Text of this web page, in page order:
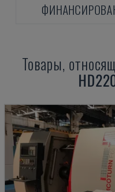
Товары,